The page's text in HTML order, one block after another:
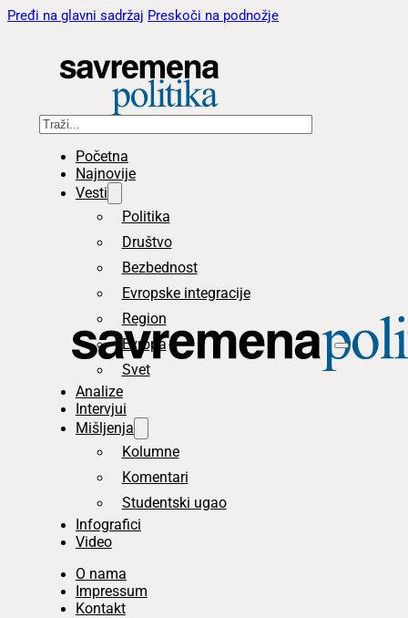
Pređi na glavni sadržaj Preskoči na podnožje
Pretraga
Početna
Najnovije
Vesti
Politika
Društvo
Bezbednost
Evropske integracije
Region
Evropa
Svet
Analize
Intervjui
Mišljenja
Kolumne
Komentari
Studentski ugao
Infografici
Video
O nama
Impressum
Kontakt